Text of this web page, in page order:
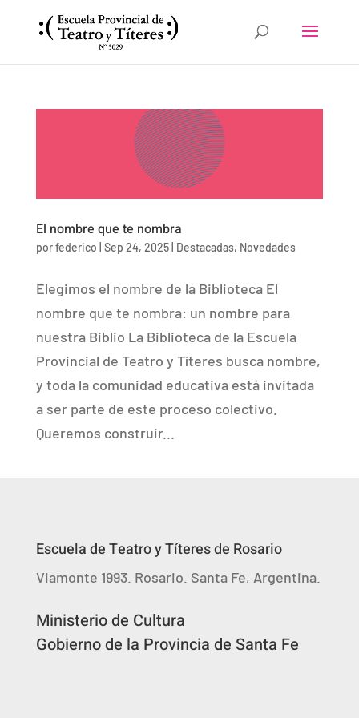
El nombre que te nombra
porfederico Sep 24, 2025| Destacadas, Novedades
Elegimos el nombre de la Biblioteca El
nombre que te nombra: un nombre para
nuestra Biblio La Biblioteca de la Escuela
Provincial de Teatro y Títeres busca nombre,
y toda la comunidad educativa está invitada
a ser parte de este proceso colectivo.
Queremos construir...
Escuela de Teatro y Títeres de Rosario
Viamonte 1993. Rosario. Santa Fe, Argentina.
Ministerio de Cultura
Gobierno de la Provincia de Santa Fe